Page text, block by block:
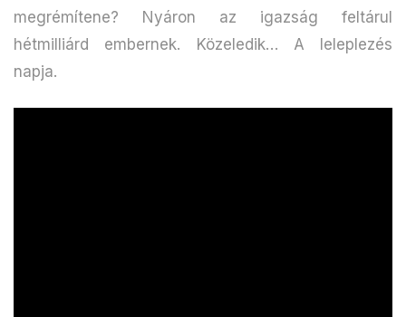
megrémítene? Nyáron az igazság feltárul
hétmilliárd embernek. Közeledik… A leleplezés
napja.